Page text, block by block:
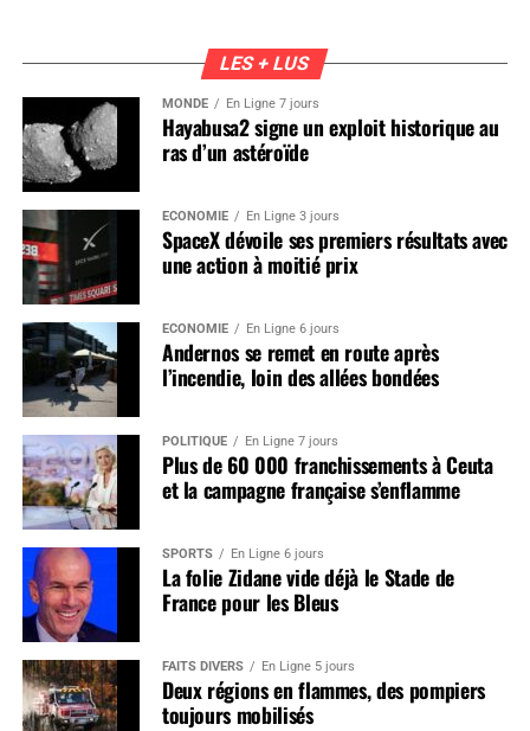
LES + LUS
MONDE En Ligne 7 jours
Hayabusa2 signe un exploit historique au
ras d’un astéroïde
ÉCONOMIE En Ligne 3 jours
SpaceX dévoile ses premiers résultats avec
une action à moitié prix
ÉCONOMIE En Ligne 6 jours
Andernos se remet en route après
l’incendie, loin des allées bondées
POLITIQUE En Ligne 7 jours
Plus de 60 000 franchissements à Ceuta
et la campagne française s’enflamme
SPORTS En Ligne 6 jours
La folie Zidane vide déjà le Stade de
France pour les Bleus
FAITS DIVERS En Ligne 5 jours
Deux régions en flammes, des pompiers
toujours mobilisés